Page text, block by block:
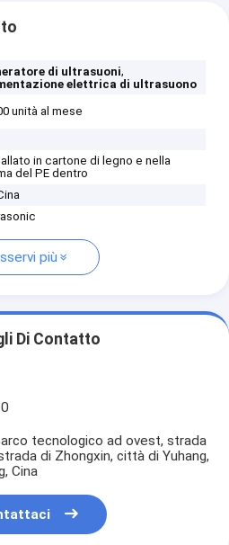
di ultrasuoni,
elettrica di ultrasuono
unità al mese
in cartone di legno e nella
del PE dentro
più
Di Contatto
tecnologico ad ovest, strada
di Zhongxin, città di Yuhang,
Cina